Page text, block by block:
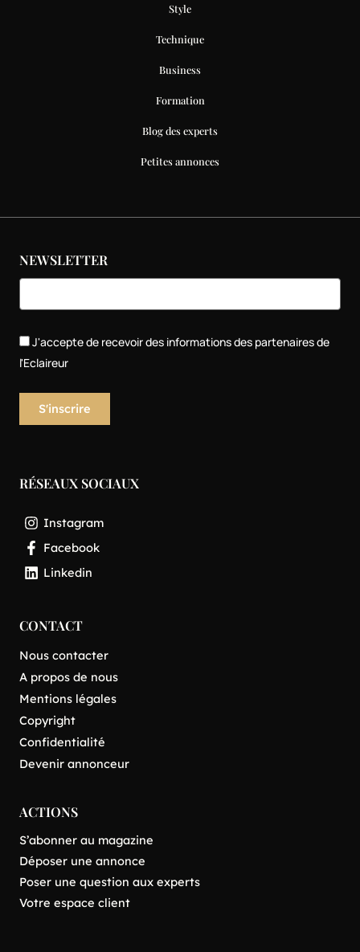
Style
Technique
Business
Formation
Blog des experts
Petites annonces
NEWSLETTER
J'accepte de recevoir des informations des partenaires de
l'Eclaireur
RÉSEAUX SOCIAUX
Instagram
Facebook
Linkedin
CONTACT
Nous contacter
A propos de nous
Mentions légales
Copyright
Confidentialité
Devenir annonceur
ACTIONS
S’abonner au magazine
Déposer une annonce
Poser une question aux experts
Votre espace client